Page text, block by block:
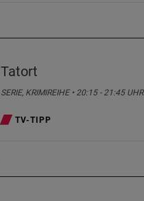
Tatort
SERIE, KRIMIREIHE • 20:15 - 21:45 UHR
TV-TIPP